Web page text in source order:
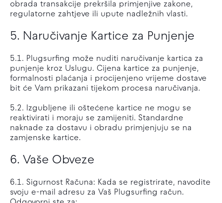
obrada transakcije prekršila primjenjive zakone,
regulatorne zahtjeve ili upute nadležnih vlasti.
5. Naručivanje Kartice za Punjenje
5.1. Plugsurfing može nuditi naručivanje kartica za
punjenje kroz Uslugu. Cijena kartice za punjenje,
formalnosti plaćanja i procijenjeno vrijeme dostave
bit će Vam prikazani tijekom procesa naručivanja.
5.2. Izgubljene ili oštećene kartice ne mogu se
reaktivirati i moraju se zamijeniti. Standardne
naknade za dostavu i obradu primjenjuju se na
zamjenske kartice.
6. Vaše Obveze
6.1. Sigurnost Računa: Kada se registrirate, navodite
svoju e-mail adresu za Vaš Plugsurfing račun.